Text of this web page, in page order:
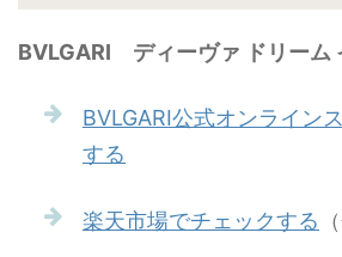
BVLGARI ディーヴァ ドリーム
BVLGARI公式オンライン
する
楽天市場でチェックする